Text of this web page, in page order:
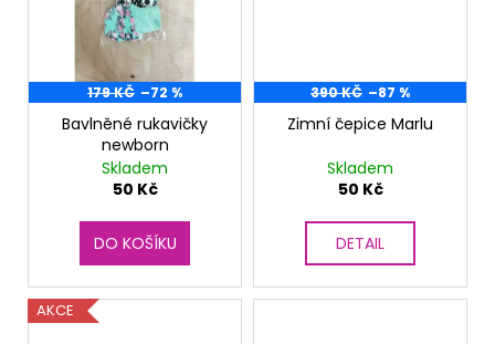
179 KČ –72 %
Bavlněné rukavičky
newborn
Skladem
50 Kč
DO KOŠÍKU
390 KČ –87 %
Zimní čepice Marlu
Skladem
50 Kč
DETAIL
AKCE
o
e